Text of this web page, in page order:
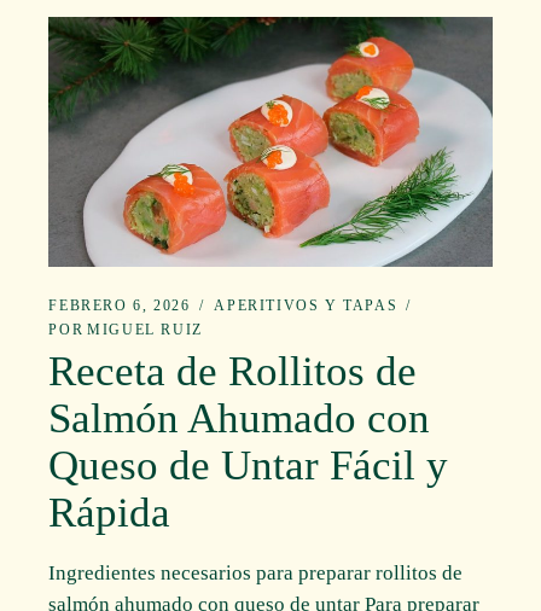
FEBRERO 6, 2026
APERITIVOS Y TAPAS
POR MIGUEL RUIZ
Receta de Rollitos de
Salmón Ahumado con
Queso de Untar Fácil y
Rápida
Ingredientes necesarios para preparar rollitos de
salmón ahumado con queso de untar Para preparar